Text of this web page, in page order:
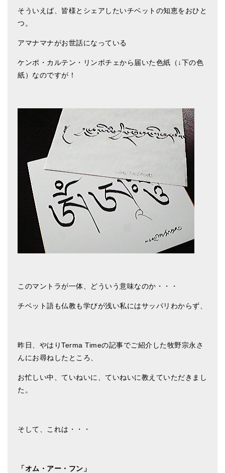
そういえば、皆様とシェアしたいチベットの知恵をおひと
つ。
アマナマナがお世話になっている
ケンポ・カルテン・リンポチェから届いた色紙（↓下の色
紙）なのですが！
このマントラが一体、どういう意味なのか・・・
チベット語も仏教も学びが浅い私にはサッパリわからず、
昨日、やはりTerma Timeの記事でご紹介した牧野宗永さ
んにお尋ねしたところ、
お忙しい中、ていねいに、ていねいに教えていただきまし
た。
そして、これは・・・
「オム・アー・フン」